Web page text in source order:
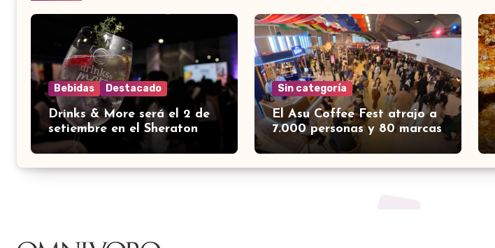
Bebidas Destacado
Drinks & More será el 2 de
setiembre en el Sheraton
Sin categoría
El Asu Coffee Fest atrajo a
7.000 personas y 80 marcas